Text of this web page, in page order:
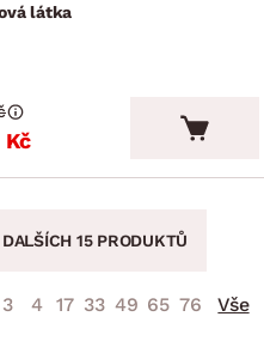
látka
DALŠÍCH 15 PRODUKTŮ
3 4 17 33 49 65 76 Vše